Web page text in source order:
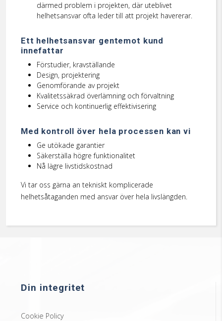
därmed problem i projekten, där uteblivet
helhetsansvar ofta leder till att projekt havererar.
Ett helhetsansvar gentemot kund
innefattar
Förstudier, kravställande
Design, projektering
Genomförande av projekt
Kvalitetssäkrad överlämning och förvaltning
Service och kontinuerlig effektivisering
Med kontroll över hela processen kan vi
Ge utökade garantier
Säkerställa högre funktionalitet
Nå lägre livstidskostnad
Vi tar oss gärna an tekniskt komplicerade
helhetsåtaganden med ansvar över hela livslängden.
Din integritet
Cookie Policy